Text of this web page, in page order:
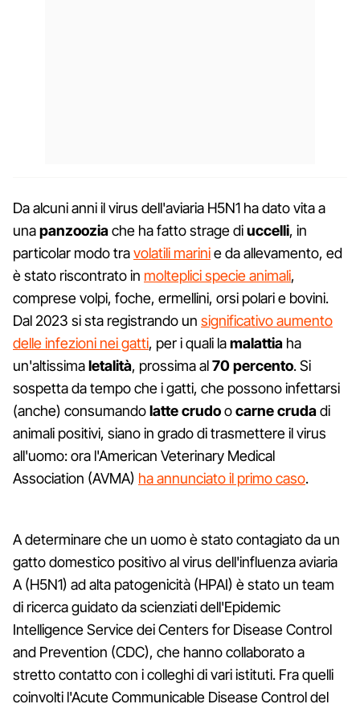
Da alcuni anni il virus dell'aviaria H5N1 ha dato vita a
unapanzooziache ha fatto strage diuccelli, in
particolar modo travolatili marinie da allevamento, ed
è stato riscontrato in molteplici specie animali,
comprese volpi, foche, ermellini, orsi polari e bovini.
Dal 2023 si sta registrando un significativo aumento
delle infezioni nei gatti, per i quali lamalattia ha
un'altissimaletalità, prossima al70 percento. Si
sospetta da tempo che i gatti, che possono infettarsi
(anche) consumandolatte crudoocarne crudadi
animali positivi, siano in grado di trasmettere il virus
all'uomo: ora l'American Veterinary Medical
Association (AVMA) ha annunciato il primo caso.
A determinare che un uomo è stato contagiato da un
gatto domestico positivo al virus dell'influenza aviaria
A (H5N1) ad alta patogenicità (HPAI) è stato un team
di ricerca guidato da scienziati dell'Epidemic
Intelligence Service dei Centers for Disease Control
and Prevention (CDC), che hanno collaborato a
stretto contatto con i colleghi di vari istituti. Fra quelli
coinvolti l'Acute Communicable Disease Control del